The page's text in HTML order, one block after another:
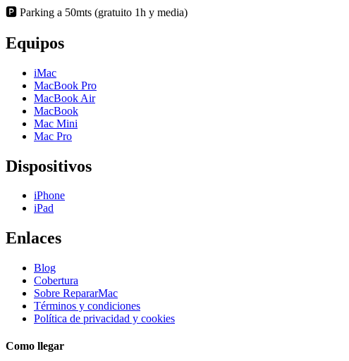
🅿️ Parking a 50mts (gratuito 1h y media)
Equipos
iMac
MacBook Pro
MacBook Air
MacBook
Mac Mini
Mac Pro
Dispositivos
iPhone
iPad
Enlaces
Blog
Cobertura
Sobre RepararMac
Términos y condiciones
Política de privacidad y cookies
Como llegar